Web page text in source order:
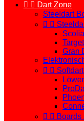
  Dart Zone
Steeldart
 
Scolia
Target
Gran
 
  Boards